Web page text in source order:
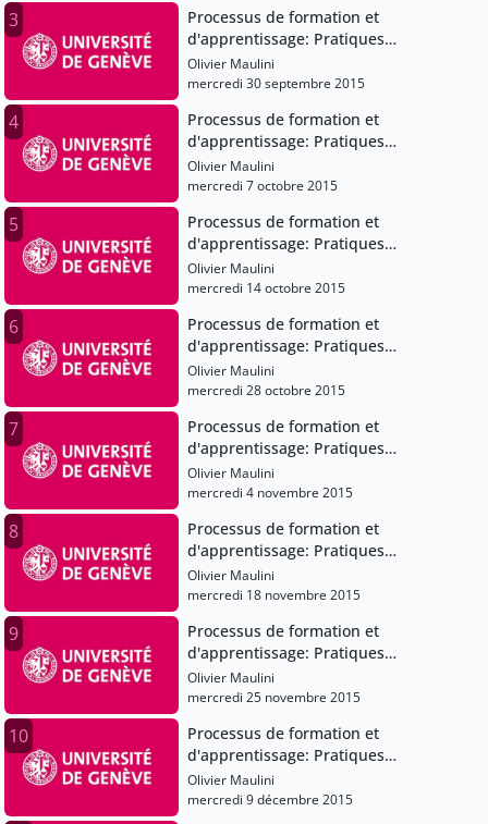
3
Processus de formation et
d'apprentissage: Pratiques
pédagogiques et institutions scolaires
Olivier Maulini
mercredi 30 septembre 2015
4
Processus de formation et
d'apprentissage: Pratiques
pédagogiques et institutions scolaires
Olivier Maulini
mercredi 7 octobre 2015
5
Processus de formation et
d'apprentissage: Pratiques
pédagogiques et institutions scolaires
Olivier Maulini
mercredi 14 octobre 2015
6
Processus de formation et
d'apprentissage: Pratiques
pédagogiques et institutions scolaires
Olivier Maulini
mercredi 28 octobre 2015
7
Processus de formation et
d'apprentissage: Pratiques
pédagogiques et institutions scolaires
Olivier Maulini
mercredi 4 novembre 2015
8
Processus de formation et
d'apprentissage: Pratiques
pédagogiques et institutions scolaires
Olivier Maulini
mercredi 18 novembre 2015
9
Processus de formation et
d'apprentissage: Pratiques
pédagogiques et institutions scolaires
Olivier Maulini
mercredi 25 novembre 2015
10
Processus de formation et
d'apprentissage: Pratiques
pédagogiques et institutions scolaires
Olivier Maulini
mercredi 9 décembre 2015